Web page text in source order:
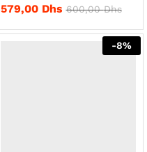
579,00 Dhs 600,00Dhs
-8%